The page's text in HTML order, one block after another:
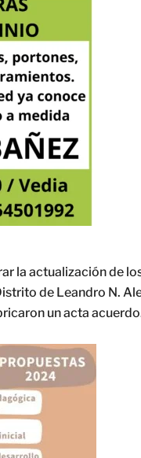
la actualización de
de Leandro N.
un acta